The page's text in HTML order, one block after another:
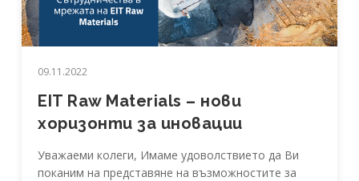
09.11.2022
EIT Raw Materials – нови
хоризонти за иновации
Уважаеми колеги, Имаме удоволствието да Ви
поканим на представяне на възможностите за